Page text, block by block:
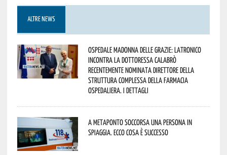
ALTRE NEWS
Ospedale Madonna delle Grazie: Latronico
incontra la dottoressa Calabrò
recentemente nominata Direttore della
Struttura Complessa della Farmacia
Ospedaliera. I dettagli
A Metaponto soccorsa una persona in
spiaggia. Ecco cosa è successo